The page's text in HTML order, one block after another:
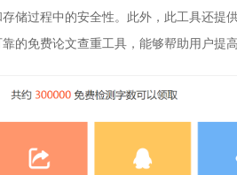
储过程中的安全性。此外，此工具还提
的免费论文查重工具，能够帮助用户提